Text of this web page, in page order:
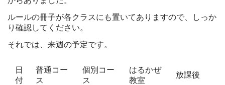
ルールの冊子が各クラスにも置いてありますので、しっか
り確認してください。
それでは、来週の予定です。
日
付
普通コー
ス
個別コー
ス
はるかぜ
教室
放課後